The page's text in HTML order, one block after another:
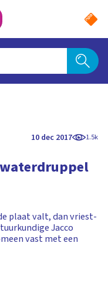
10 dec 2017 1.5k
plaat valt, dan vriest-
Jacco
vast met een